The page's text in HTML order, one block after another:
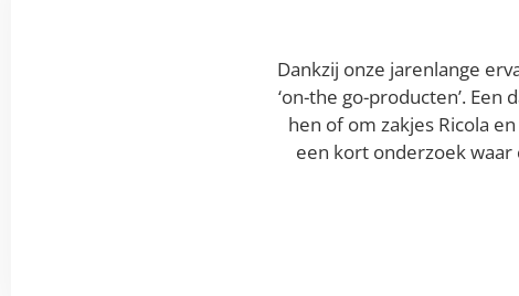
Dankzij onze jarenlange
‘on-the go-producten’.
hen of om zakjes Ricola
een kort onderzoek waar